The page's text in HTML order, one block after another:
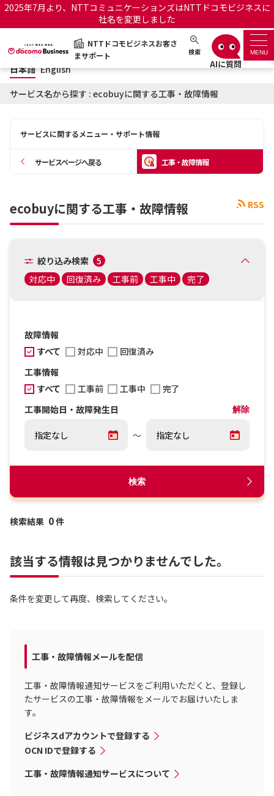
2025年7月より、NTTコミュニケーションズはNTTドコモビジネスに
社名を変更しました
NTTドコモビジネスお客さ
まサポート
検索 MENU
NTTドコモビジネスお客さまサポート 日本語 English
サポートトップ
OCNのお客さまはこちら
工事・故障情報通知サー
オフィシャルサイト
日本語 English
サービス名から探す : ecobuyに関する工事・故障情報
サービスに関するメニュー・サポート情報
サービスページへ戻る 工事・故障情報
RSS
ecobuyに関する工事・故障情報
絞り込み検索
5
対応中
回復済み 工事前 工事中 完了
故障情報
すべて
対応中
回復済み
工事情報
すべて
工事前 工事中
完了
工事開始日・故障発生日
解除
～
検索
検索結果 0件
該当する情報は見つかりませんでした。
条件を変更して再度、検索してください。
工事・故障情報メールを配信
工事・故障情報通知サービスをご利用いただくと、登録し
たサービスの工事・故障情報をメールでお届けいたしま
す。
ビジネスdアカウントで登録する
OCN IDで登録する
工事・故障情報通知サービスについて